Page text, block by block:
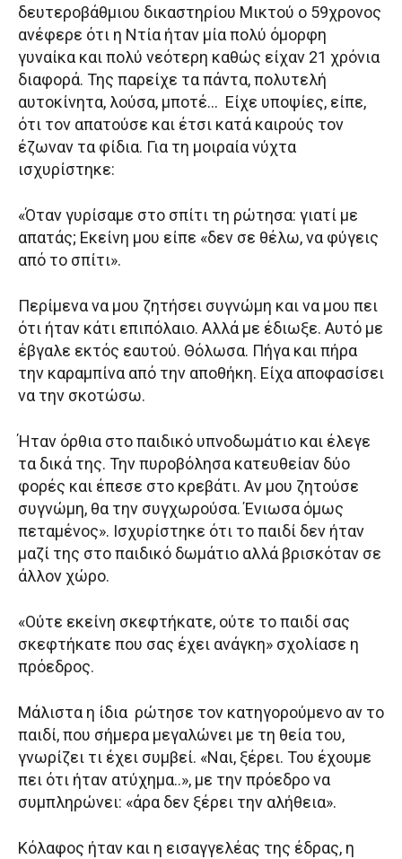
δευτεροβάθμιου δικαστηρίου Μικτού ο 59χρονος
ανέφερε ότι η Ντία ήταν μία πολύ όμορφη
γυναίκα και πολύ νεότερη καθώς είχαν 21 χρόνια
διαφορά. Της παρείχε τα πάντα, πολυτελή
αυτοκίνητα, λούσα, μποτέ… Είχε υποψίες, είπε,
ότι τον απατούσε και έτσι κατά καιρούς τον
έζωναν τα φίδια. Για τη μοιραία νύχτα
ισχυρίστηκε:
«Όταν γυρίσαμε στο σπίτι τη ρώτησα: γιατί με
απατάς; Εκείνη μου είπε «δεν σε θέλω, να φύγεις
από το σπίτι».
Περίμενα να μου ζητήσει συγνώμη και να μου πει
ότι ήταν κάτι επιπόλαιο. Αλλά με έδιωξε. Αυτό με
έβγαλε εκτός εαυτού. Θόλωσα. Πήγα και πήρα
την καραμπίνα από την αποθήκη. Είχα αποφασίσει
να την σκοτώσω.
Ήταν όρθια στο παιδικό υπνοδωμάτιο και έλεγε
τα δικά της. Την πυροβόλησα κατευθείαν δύο
φορές και έπεσε στο κρεβάτι. Αν μου ζητούσε
συγνώμη, θα την συγχωρούσα. Ένιωσα όμως
πεταμένος». Ισχυρίστηκε ότι το παιδί δεν ήταν
μαζί της στο παιδικό δωμάτιο αλλά βρισκόταν σε
άλλον χώρο.
«Ούτε εκείνη σκεφτήκατε, ούτε το παιδί σας
σκεφτήκατε που σας έχει ανάγκη» σχολίασε η
πρόεδρος.
Μάλιστα η ίδια ρώτησε τον κατηγορούμενο αν το
παιδί, που σήμερα μεγαλώνει με τη θεία του,
γνωρίζει τι έχει συμβεί. «Ναι, ξέρει. Του έχουμε
πει ότι ήταν ατύχημα..», με την πρόεδρο να
συμπληρώνει: «άρα δεν ξέρει την αλήθεια».
Κόλαφος ήταν και η εισαγγελέας της έδρας, η